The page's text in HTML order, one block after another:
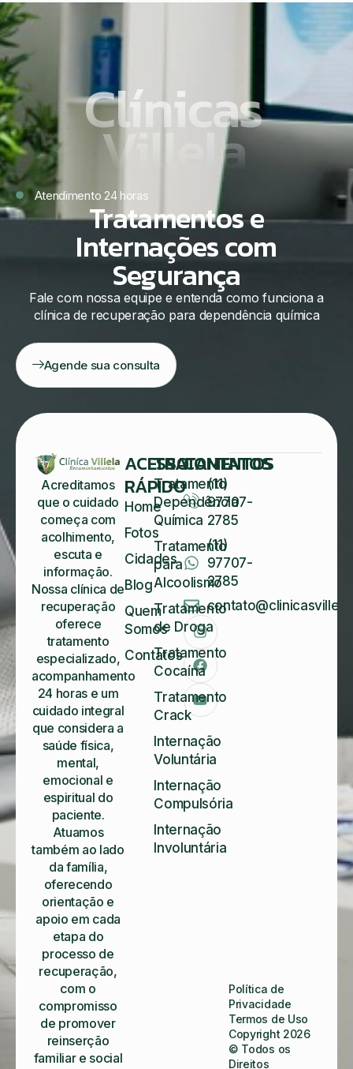
Clínicas
Villela
Atendimento 24 horas
Tratamentos e
Internações com
Segurança
Fale com nossa equipe e entenda como funciona a
clínica de recuperação para dependência química
Agende sua consulta
Acreditamos
que o cuidado
começa com
acolhimento,
escuta e
informação.
Nossa clínica de
recuperação
oferece
tratamento
especializado,
acompanhamento
24 horas e um
cuidado integral
que considera a
saúde física,
mental,
emocional e
espiritual do
paciente.
Atuamos
também ao lado
da família,
oferecendo
orientação e
apoio em cada
etapa do
processo de
recuperação,
com o
compromisso
de promover
reinserção
familiar e social
ACESSO
RÁPIDO
Home
Fotos
Cidades
Blog
Quem
Somos
Contatos
TRATAMENTOS
Tratamento
Dependência
Química
Tratamento
para
Alcoolismo
Tratamento
de Droga
Tratamento
Cocaína
Tratamento
Crack
Internação
Voluntária
Internação
Compulsória
Internação
Involuntária
CONTATOS
(11)
97707-
2785
(11)
97707-
2785
Copyright 2026
© Todos os
Direitos
Política de
Privacidade
Termos de Uso